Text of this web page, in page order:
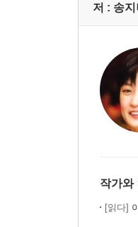
저 : 송
작가와
[읽다]